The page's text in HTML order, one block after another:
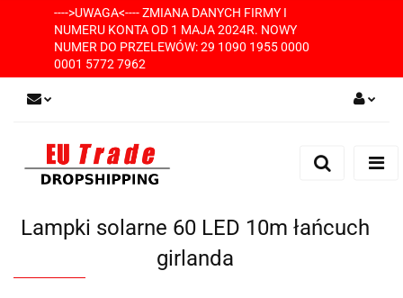
---->UWAGA<---- ZMIANA DANYCH FIRMY I
NUMERU KONTA OD 1 MAJA 2024R. NOWY
NUMER DO PRZELEWÓW: 29 1090 1955 0000
0001 5772 7962
Zarejestruj się
Lampki solarne 60 LED 10m łańcuch
girlanda